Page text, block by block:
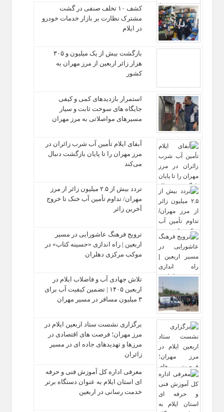
کشف ۱۰ تخلف صنفی در گشت
مشترک نظارت بر بازار خدمات خودرو
در ایلام
بازگشت بیش از یک میلیون و ۳۰۵
هزار زائر اربعین از مرز مهران به
کشور
استمرار بازدیدهای کمی و کیفی
جایگاه‌ های سوخت ثابت و سیار
مسیرهای مواصلاتی به مرز مهران
آبفای ایلام تأمین آب شرب زائران در
مرز مهران را تا پایان بازگشت دنبال
می‌کند
تردد بیش از ۲.۵ میلیون زائر از مرز
مهران/ تداوم تأمین آب خنک تا خروج
آخرین زائر
ترویج فرهنگ عاشورایی در مسیر
اربعین | راه‌ اندازی «حسینه کتاب» در
موکب مرکزی دهلران
تلاش جهادی آب و فاضلاب ایلام در
اربعین ۱۴۰۵ | تضمین کیفیت آب برای
۳ میلیون مسافر در مسیر مهران
برگزاری نشست ستاد اربعین ایلام در
مرز مهران؛ فرصت‌ های اقتصادی در
مرزها و تهدیدهای جاده‌ ای در مسیر
زائران
معرفی اداره کل آموزش فنی و حرفه‌
ای استان ایلام به‌ عنوان دستگاه برتر
خدمت‌ رسانی در اربعین